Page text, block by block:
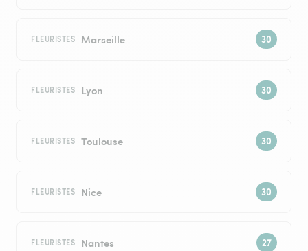
FLEURISTES Marseille
FLEURISTES Lyon
FLEURISTES Toulouse
FLEURISTES Nice
FLEURISTES Nantes